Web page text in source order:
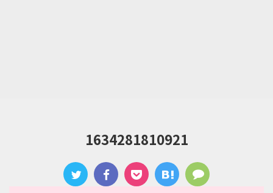
1634281810921